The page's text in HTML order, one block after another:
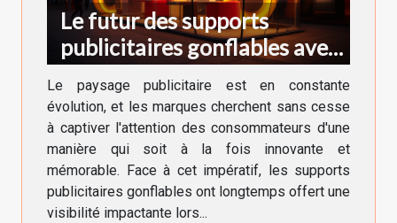
Le futur des supports
publicitaires gonflables avec
l'intégration de la réalité
augmentée
Le paysage publicitaire est en constante
évolution, et les marques cherchent sans cesse
à captiver l'attention des consommateurs d'une
manière qui soit à la fois innovante et
mémorable. Face à cet impératif, les supports
publicitaires gonflables ont longtemps offert une
visibilité impactante lors...